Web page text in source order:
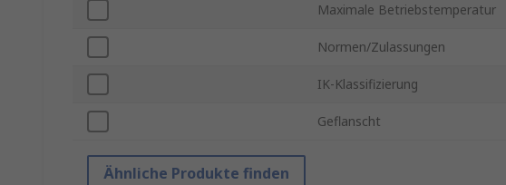
Maximale Betriebstemperatur
Normen/Zulassungen
IK-Klassifizierung
Geflanscht
Ähnliche Produkte finden